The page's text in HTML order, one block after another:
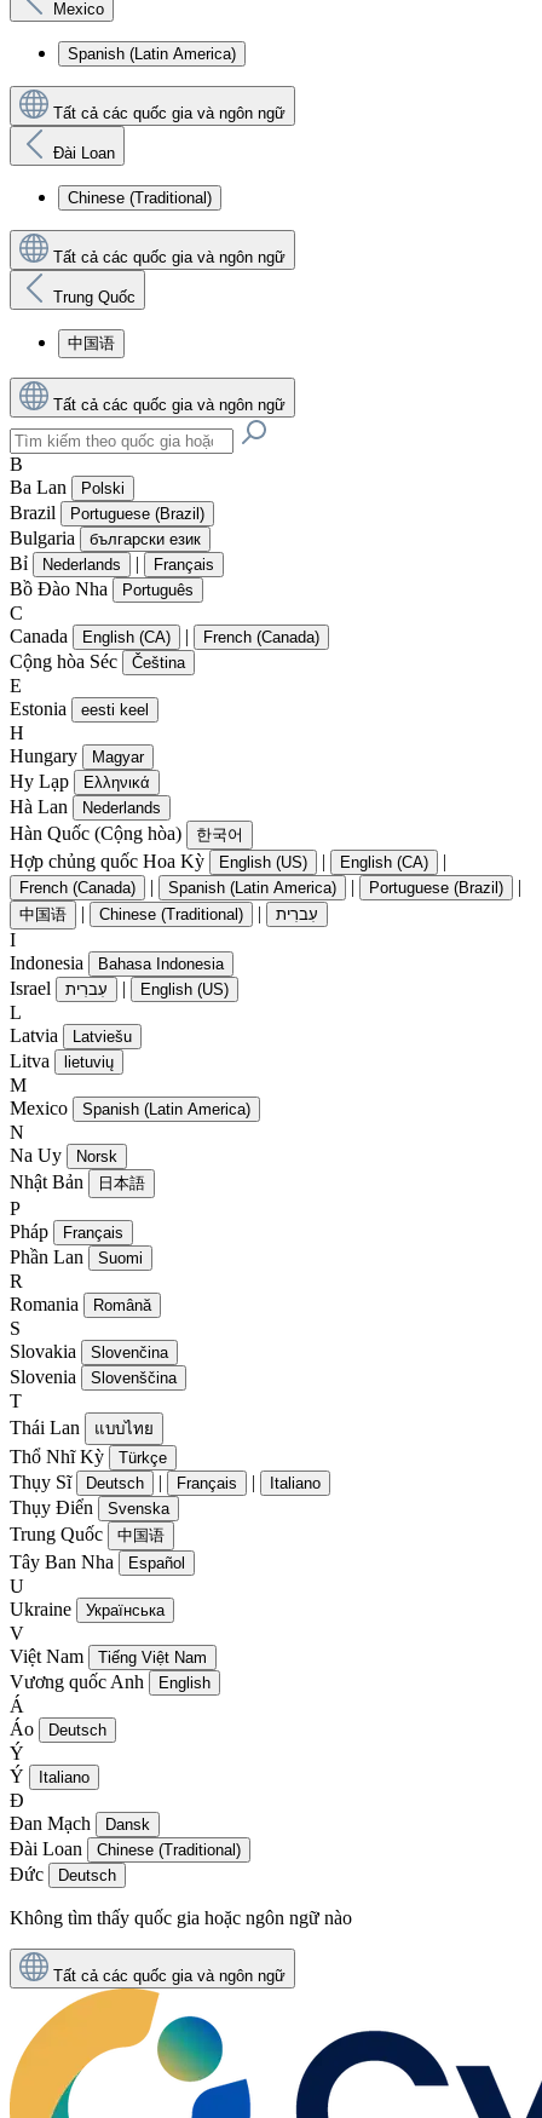
Mexico
Spanish (Latin America)
Tất cả các quốc gia và ngôn ngữ
Đài Loan
Chinese (Traditional)
Tất cả các quốc gia và ngôn ngữ
Trung Quốc
中国语
Tất cả các quốc gia và ngôn ngữ
B
Ba Lan
Polski
Brazil Portuguese (Brazil)
Bulgaria български език
Bỉ Nederlands | Français
Bồ Đào Nha Português
C
Canada
English (CA) | French (Canada)
Cộng hòa Séc Čeština
E
Estonia
eesti keel
H
Hungary
Magyar
Hy Lạp Ελληνικά
Hà Lan Nederlands
Hàn Quốc (Cộng hòa) 한국어
Hợp chủng quốc Hoa Kỳ English (US) | English (CA) |
French (Canada) | Spanish (Latin America) | Portuguese (Brazil) |
中国语 | Chinese (Traditional) | עִברִית
I
Indonesia
Bahasa Indonesia
Israel עִברִית | English (US)
L
Latvia
Latviešu
Litva lietuvių
M
Mexico
Spanish (Latin America)
N
Na Uy
Norsk
Nhật Bản 日本語
P
Pháp
Français
Phần Lan Suomi
R
Romania
Română
S
Slovakia
Slovenčina
Slovenia Slovenščina
T
Thái Lan
แบบไทย
Thổ Nhĩ Kỳ Türkçe
Thụy Sĩ Deutsch | Français | Italiano
Thụy Điển Svenska
Trung Quốc 中国语
Tây Ban Nha Español
U
Ukraine
Українська
V
Việt Nam
Tiếng Việt Nam
Vương quốc Anh English
Á
Áo
Deutsch
Ý
Ý
Italiano
Đ
Đan Mạch
Dansk
Đài Loan Chinese (Traditional)
Đức Deutsch
Không tìm thấy quốc gia hoặc ngôn ngữ nào
Tất cả các quốc gia và ngôn ngữ